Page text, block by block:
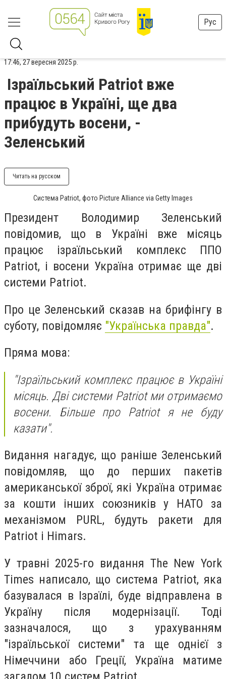
Рус
17:46, 27 вересня 2025 р.
Ізраїльський Patriot вже
працює в Україні, ще два
прибудуть восени, -
Зеленський
Читать на русском
Система Patriot, фото Picture Alliance via Getty Images
Президент Володимир Зеленський
повідомив, що в Україні вже місяць
працює ізраїльський комплекс ППО
Patriot, і восени Україна отримає ще дві
системи Patriot.
Про це Зеленський сказав на брифінгу в
суботу, повідомляє "Українська правда".
Пряма мова:
"Ізраїльський комплекс працює в Україні
місяць. Дві системи Patriot ми отримаємо
восени. Більше про Patriot я не буду
казати".
Видання нагадує, що раніше Зеленський
повідомляв, що до перших пакетів
американської зброї, які Україна отримає
за кошти інших союзників у НАТО за
механізмом PURL, будуть ракети для
Patriot і Himars.
У травні 2025-го видання The New York
Times написало, що система Patriot, яка
базувалася в Ізраїлі, буде відправлена в
Україну після модернізації. Тоді
зазначалося, що з урахуванням
"ізраїльської системи" та ще однієї з
Німеччини або Греції, Україна матиме